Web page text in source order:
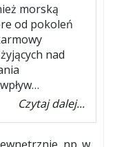
morską
od pokoleń
nad
Czytaj dalej...